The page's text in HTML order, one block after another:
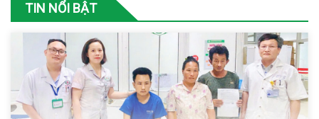
TIN NỔI BẬT